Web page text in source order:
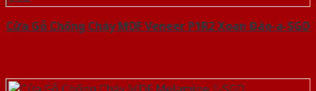
Cửa Gỗ Chống Cháy MDF Veneer P1R2 Xoan Đào-a-SGD